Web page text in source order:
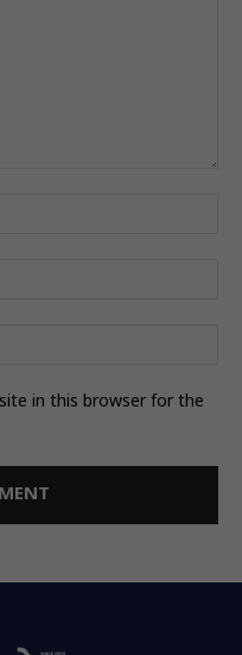
in this browser for the